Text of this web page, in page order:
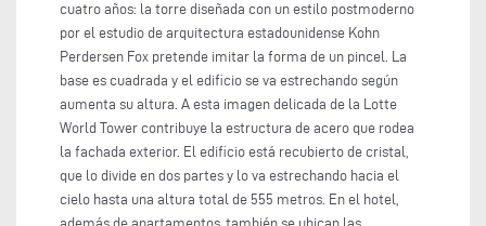
cuatro años: la torre diseñada con un estilo postmoderno
por el estudio de arquitectura estadounidense Kohn
Perdersen Fox pretende imitar la forma de un pincel. La
base es cuadrada y el edificio se va estrechando según
aumenta su altura. A esta imagen delicada de la Lotte
World Tower contribuye la estructura de acero que rodea
la fachada exterior. El edificio está recubierto de cristal,
que lo divide en dos partes y lo va estrechando hacia el
cielo hasta una altura total de 555 metros. En el hotel,